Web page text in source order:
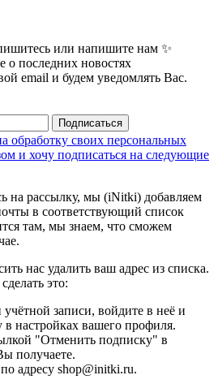
или напишите нам ✨
о последних новостях
email и будем уведомлять Вас.
Подписаться
обработку своих персональных
и хочу подписаться на следующие
на рассылку, мы (iNitki) добавляем
в соответствующий список
там, мы знаем, что сможем
нас удалить ваш адрес из списка.
это:
записи, войдите в неё и
в настройках вашего профиля.
"Отменить подписку" в
получаете.
адресу shop@initki.ru.